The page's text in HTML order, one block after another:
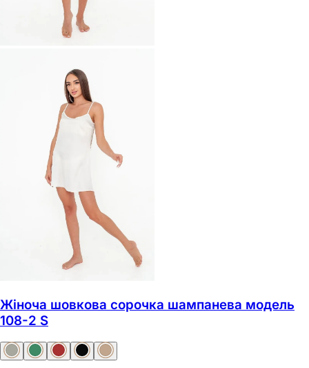
Жіноча шовкова сорочка шампанева модель
108-2 S